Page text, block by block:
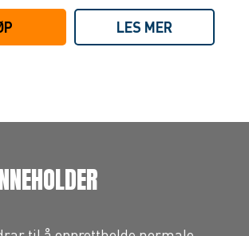
LES MER